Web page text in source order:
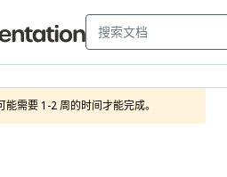
需要 1-2 周的时间才能完成。